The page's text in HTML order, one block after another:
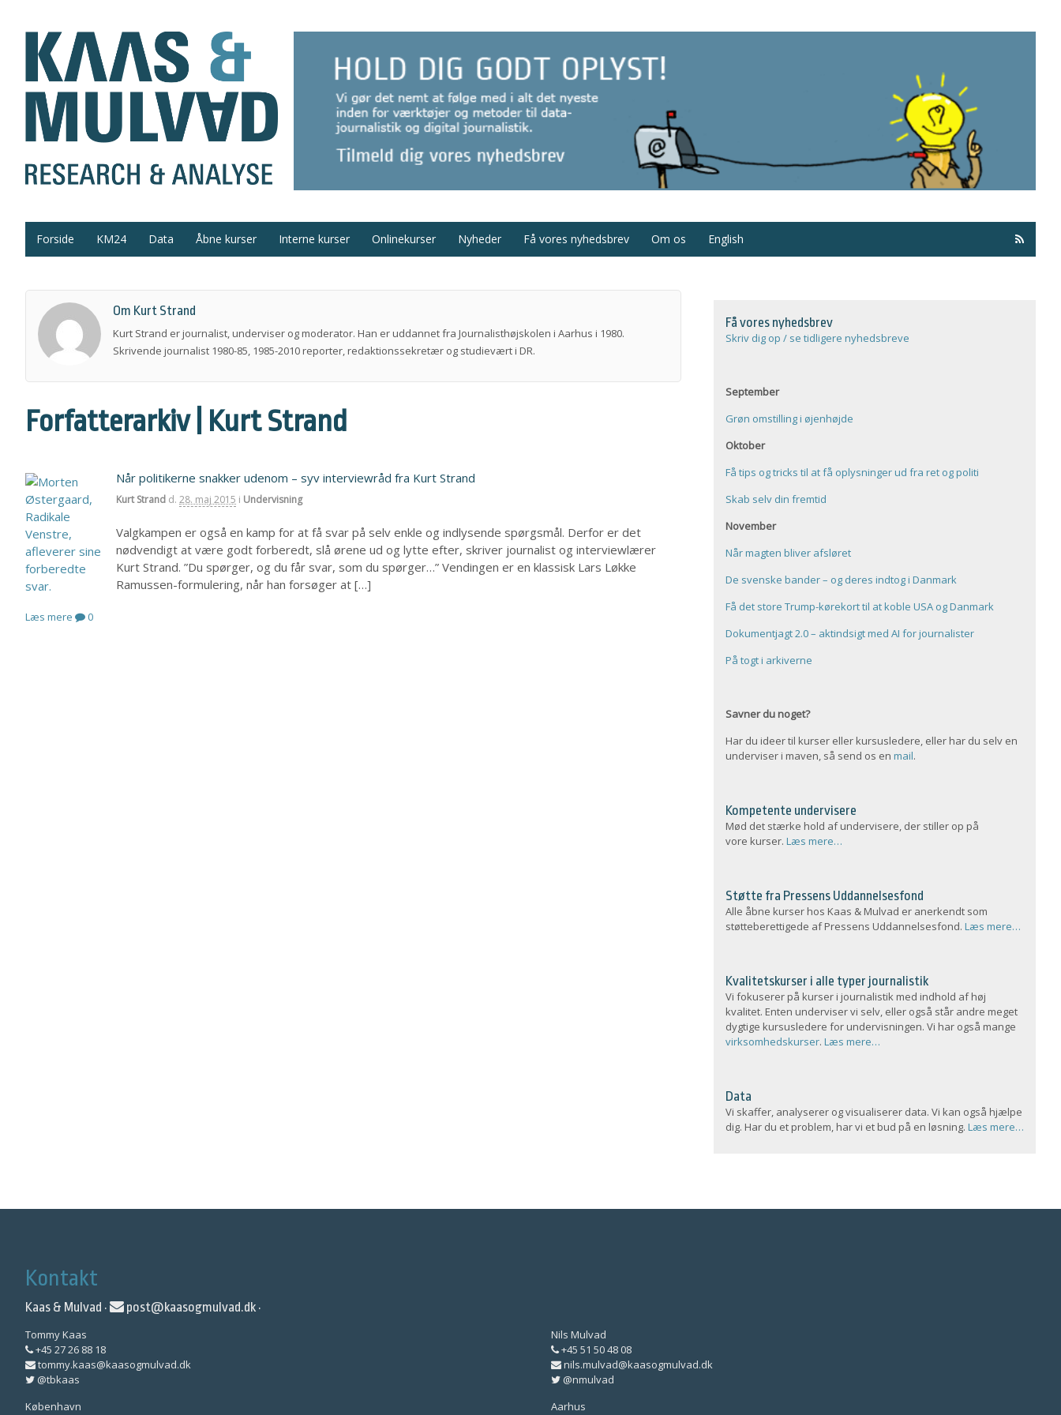
Forside KM24 Data Åbne kurser Interne kurser Onlinekurser Nyheder Få vores nyhedsbrev Om os English
Om Kurt Strand
Kurt Strand er journalist, underviser og moderator. Han er uddannet fra Journalisthøjskolen i Aarhus i 1980.
Skrivende journalist 1980-85, 1985-2010 reporter, redaktionssekretær og studievært i DR.
Forfatterarkiv | Kurt Strand
Når politikerne snakker udenom – syv interviewråd fra Kurt Strand
Kurt Strand d. 28. maj 2015 i Undervisning
Valgkampen er også en kamp for at få svar på selv enkle og indlysende spørgsmål. Derfor er det
nødvendigt at være godt forberedt, slå ørene ud og lytte efter, skriver journalist og interviewlærer
Kurt Strand. ”Du spørger, og du får svar, som du spørger…” Vendingen er en klassisk Lars Løkke
Ramussen-formulering, når han forsøger at […]
Læs mere 0
Få vores nyhedsbrev
Skriv dig op / se tidligere nyhedsbreve
September
Grøn omstilling i øjenhøjde
Oktober
Få tips og tricks til at få oplysninger ud fra ret og politi
Skab selv din fremtid
November
Når magten bliver afsløret
De svenske bander – og deres indtog i Danmark
Få det store Trump-kørekort til at koble USA og Danmark
Dokumentjagt 2.0 – aktindsigt med AI for journalister
På togt i arkiverne
Savner du noget?
Har du ideer til kurser eller kursusledere, eller har du selv en
underviser i maven, så send os en mail.
Kompetente undervisere
Mød det stærke hold af undervisere, der stiller op på
vore kurser. Læs mere…
Støtte fra Pressens Uddannelsesfond
Alle åbne kurser hos Kaas & Mulvad er anerkendt som
støtteberettigede af Pressens Uddannelsesfond. Læs mere…
Kvalitetskurser i alle typer journalistik
Vi fokuserer på kurser i journalistik med indhold af høj
kvalitet. Enten underviser vi selv, eller også står andre meget
dygtige kursusledere for undervisningen. Vi har også mange
virksomhedskurser. Læs mere…
Data
Vi skaffer, analyserer og visualiserer data. Vi kan også hjælpe
dig. Har du et problem, har vi et bud på en løsning. Læs mere…
Kontakt
Kaas & Mulvad · post@kaasogmulvad.dk ·
Tommy Kaas
+45 27 26 88 18
tommy.kaas@kaasogmulvad.dk
@tbkaas
København
Nils Mulvad
+45 51 50 48 08
nils.mulvad@kaasogmulvad.dk
@nmulvad
Aarhus